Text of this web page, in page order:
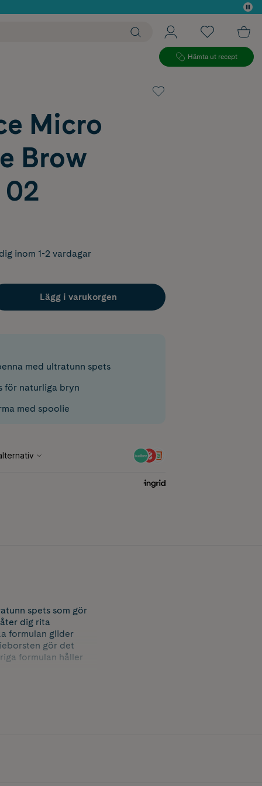
Hämta ut recept
Micro
Brow
inom 1-2 vardagar
Lägg i varukorgen
med ultratunn spets
för naturliga bryn
med spoolie
spets som gör
dig rita
formulan glider
gör det
formulan håller